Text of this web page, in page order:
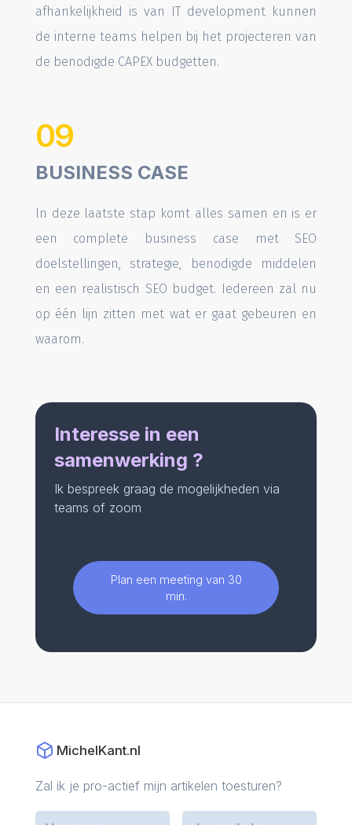
afhankelijkheid is van IT development kunnen
de interne teams helpen bij het projecteren van
de benodigde CAPEX budgetten.
09
BUSINESS CASE
In deze laatste stap komt alles samen en is er
een complete business case met SEO
doelstellingen, strategie, benodigde middelen
en een realistisch SEO budget. Iedereen zal nu
op één lijn zitten met wat er gaat gebeuren en
waarom.
Interesse in een
samenwerking ?
Ik bespreek graag de mogelijkheden via
teams of zoom
Plan een meeting van 30
min.
MichelKant.nl
Zal ik je pro-actief mijn artikelen toesturen?